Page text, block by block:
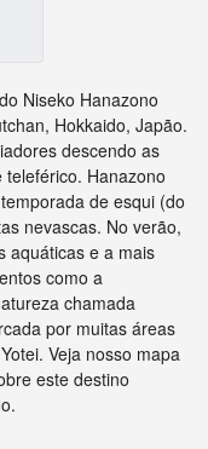
Niseko Hanazono
Hokkaido, Japão.
descendo as
Hanazono
de esqui (do
nevascas. No verão,
aquáticas e a mais
como a
chamada
por muitas áreas
Veja nosso mapa
este destino